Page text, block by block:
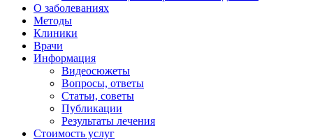
О заболеваниях
Методы
Клиники
Врачи
Информация
Видеосюжеты
Вопросы, ответы
Статьи, советы
Публикации
Результаты лечения
Стоимость услуг